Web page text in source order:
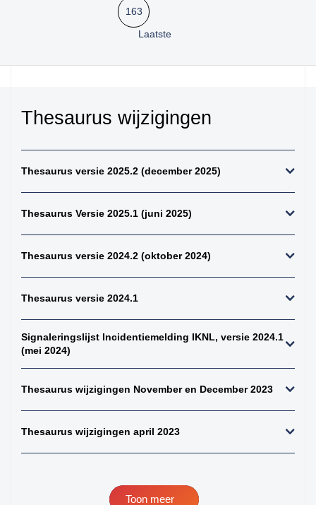
36. beenderen
onderste extremiteit
37. alle (primaire)
maligne weke delen
tumoren (inclusief bot
en kraakbeen
tumoren)
39. alle
osteosarcomen
42. ruggenmerg totaal
43. hersenen totaal,
verlengde merg
44. alle gliomen
46. alle meningeomen
163
Laatste
Thesaurus wijzigingen
Thesaurus versie 2025.2 (december 2025)
Thesaurus Versie 2025.1 (juni 2025)
Thesaurus versie 2024.2 (oktober 2024)
Thesaurus versie 2024.1
Signaleringslijst Incidentiemelding IKNL, versie 2024.1
(mei 2024)
Thesaurus wijzigingen November en December 2023
Thesaurus wijzigingen april 2023
Toon meer